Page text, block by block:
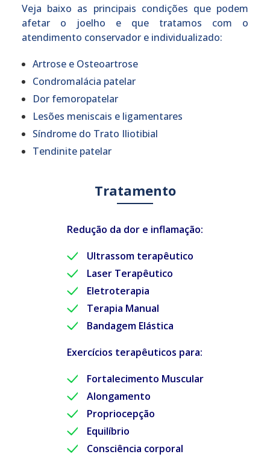
Veja baixo as principais condições que podem
afetar o joelho e que tratamos com o
atendimento conservador e individualizado:
Artrose e Osteoartrose
Condromalácia patelar
Dor femoropatelar
Lesões meniscais e ligamentares
Síndrome do Trato Iliotibial
Tendinite patelar
Tratamento
Redução da dor e inflamação:
Ultrassom terapêutico
Laser Terapêutico
Eletroterapia
Terapia Manual
Bandagem Elástica
Exercícios terapêuticos para:
Fortalecimento Muscular
Alongamento
Propriocepção
Equilíbrio
Consciência corporal